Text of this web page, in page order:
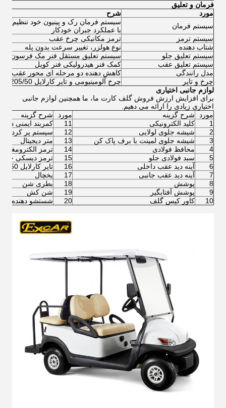
فرمان و تعلیق
مورد
شرح
سیستم فرمان
سیستم فرمان رک و پینیون خود تنظیم،
با عملکرد جبران خودکار
سیستم ترمز
ترمز مکانیکی چرخ عقب
شتاب دهنده
نوع هولزر، تغییر سرعت بدون پله
سیستم تعلیق جلو
سیستم تعلیق مستقل فنر مک فرسون
سیستم تعلیق عقب
کمک فنر هیدرولیکی فنر کویل
مدل رانندگی
کاهش دهنده دو مرحله ای محور عقب،
چرخ و تایر
چرخ آلومینیومی و تایر کارلایل 205/50-10 آمریکا
لوازم جانبی اختیاری
برای افزایش ارزش فروش گلف کارت ما، ما همچنین لوازم جانبی
اختیاری زیادی را ارائه می دهیم.
مورد
شرح گزینه مورد
شرح گزینه
1
کلید الکترونیکی 11
کمربند ایمنی دو
2
شیشه جلوی لولایی 12
سیستم پر کردن
3
شیشه جلوی لمینت با برف پاک کن 13
متر دیجیتال
4
محافظ فولادی 14
ترمز
5
سبد فولادی جلو 15
ترمز دیسکی
6
آینه دید عقب داخلی 16
تایر کارلایل 205/50-10 با چرخ 10 اینچی
7
آینه دید عقب جانبی 17
یخچال
8
پوشش 18
بطری شن
9
پوشش آفتابگیر 19
شن کش
10
کاور کیس گلف 20 شستشو دهنده